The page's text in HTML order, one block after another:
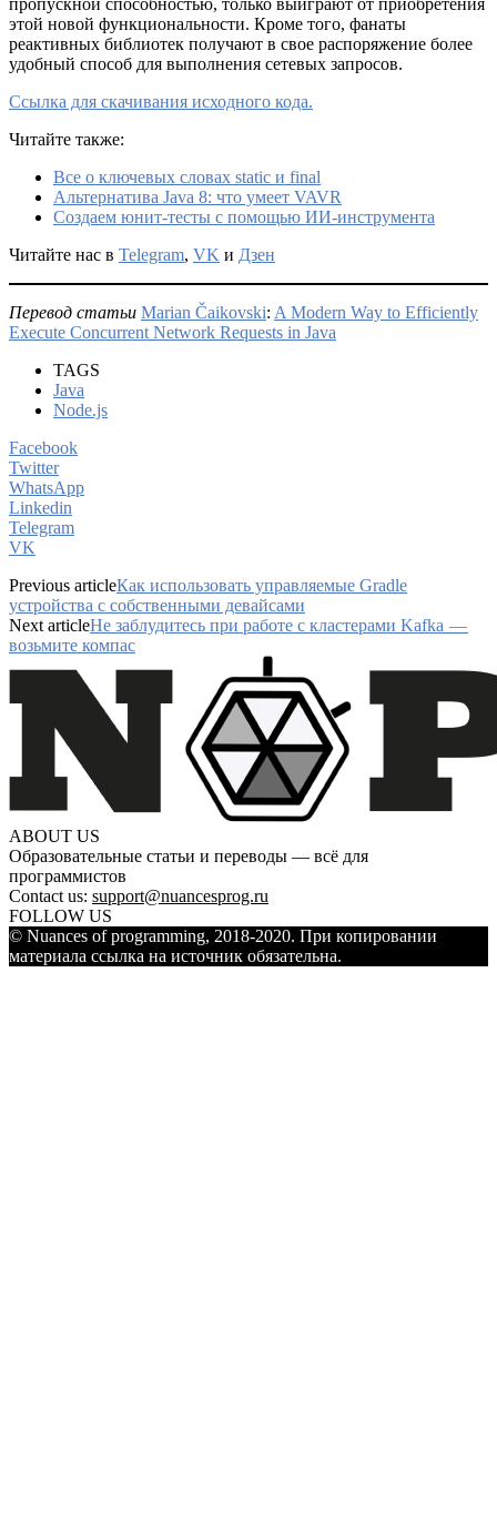
этой новой функциональности. Кроме того, фанаты
реактивных библиотек получают в свое распоряжение более
удобный способ для выполнения сетевых запросов.
Ссылка для скачивания исходного кода.
Читайте также:
Все о ключевых словах static и final
Альтернатива Java 8: что умеет VAVR
Создаем юнит-тесты с помощью ИИ-инструмента
Читайте нас в Telegram, VK и Дзен
Перевод статьи Marian Čaikovski: A Modern Way to Efficiently
Execute Concurrent Network Requests in Java
TAGS
Java
Node.js
Facebook
Twitter
WhatsApp
Linkedin
Telegram
VK
Previous articleКак использовать управляемые Gradle
устройства с собственными девайсами
Next articleНе заблудитесь при работе с кластерами Kafka —
возьмите компас
ABOUT US
Образовательные статьи и переводы — всё для
программистов
Contact us: support@nuancesprog.ru
FOLLOW US
© Nuances of programming, 2018-2020. При копировании
материала ссылка на источник обязательна.